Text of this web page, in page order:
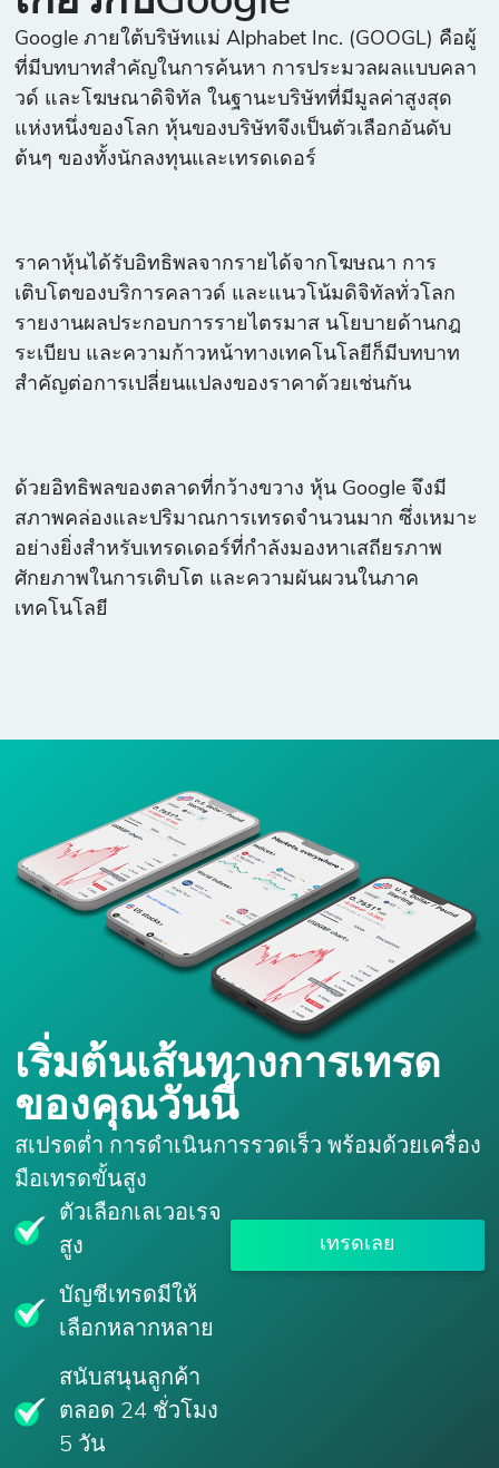
Google ภายใต้บริษัทแม่ Alphabet Inc. (GOOGL) คือผู้
ที่มีบทบาทสำคัญในการค้นหา การประมวลผลแบบคลา
วด์ และโฆษณาดิจิทัล ในฐานะบริษัทที่มีมูลค่าสูงสุด
แห่งหนึ่งของโลก หุ้นของบริษัทจึงเป็นตัวเลือกอันดับ
ต้นๆ ของทั้งนักลงทุนและเทรดเดอร์
ราคาหุ้นได้รับอิทธิพลจากรายได้จากโฆษณา การ
เติบโตของบริการคลาวด์ และแนวโน้มดิจิทัลทั่วโลก
รายงานผลประกอบการรายไตรมาส นโยบายด้านกฎ
ระเบียบ และความก้าวหน้าทางเทคโนโลยีก็มีบทบาท
สำคัญต่อการเปลี่ยนแปลงของราคาด้วยเช่นกัน
ด้วยอิทธิพลของตลาดที่กว้างขวาง หุ้น Google จึงมี
สภาพคล่องและปริมาณการเทรดจำนวนมาก ซึ่งเหมาะ
อย่างยิ่งสำหรับเทรดเดอร์ที่กำลังมองหาเสถียรภาพ
ศักยภาพในการเติบโต และความผันผวนในภาค
เทคโนโลยี
เริ่มต้นเส้นทางการเทรด
ของคุณวันนี้
สเปรดต่ำ การดำเนินการรวดเร็ว พร้อมด้วยเครื่อง
มือเทรดขั้นสูง
ตัวเลือกเลเวอเรจ
สูง
บัญชีเทรดมีให้
เลือกหลากหลาย
สนับสนุนลูกค้า
ตลอด 24 ชั่วโมง
5 วัน
เทรดเลย